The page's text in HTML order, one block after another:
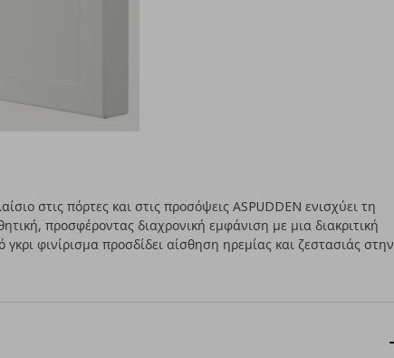
στις πόρτες και στις προσόψεις ASPUDDEN ενισχύει τη
προσφέροντας διαχρονική εμφάνιση με μια διακριτική
γκρι φινίρισμα προσδίδει αίσθηση ηρεμίας και ζεστασιάς στην